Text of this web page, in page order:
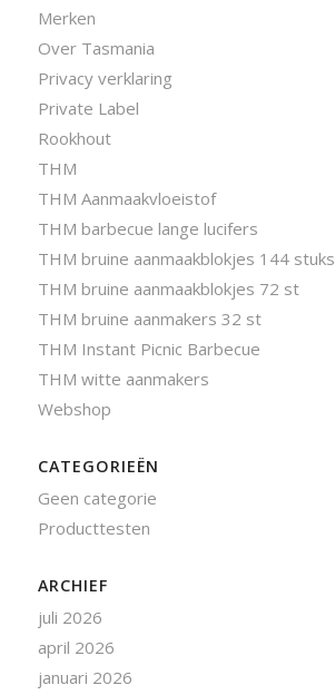
Merken
Over Tasmania
Privacy verklaring
Private Label
Rookhout
THM
THM Aanmaakvloeistof
THM barbecue lange lucifers
THM bruine aanmaakblokjes 144 stuks
THM bruine aanmaakblokjes 72 st
THM bruine aanmakers 32 st
THM Instant Picnic Barbecue
THM witte aanmakers
Webshop
CATEGORIEËN
Geen categorie
Producttesten
ARCHIEF
juli 2026
april 2026
januari 2026